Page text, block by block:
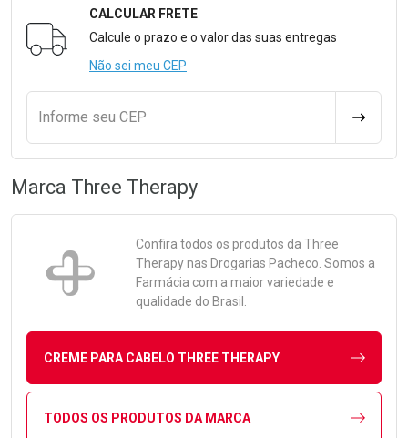
Formulário para Calcular o Frete
CALCULAR FRETE
Calcule o prazo e o valor das suas entregas
Não sei meu CEP
Informe seu CEP
Marca Three Therapy
Confira todos os produtos da Three
Therapynas Drogarias Pacheco. Somos a
Farmácia com a maior variedade e
qualidade do Brasil.
CREME PARA CABELO THREE THERAPY
TODOS OS PRODUTOS DA MARCA